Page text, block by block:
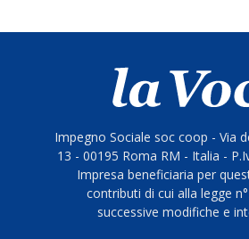
Impegno Sociale soc coop - Via
13 - 00195 Roma RM - Italia -
Impresa beneficiaria per
contributi di cui alla legge
successive modifiche e